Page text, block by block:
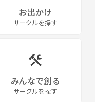
お出かけ
サークルを探す
みんなで創る
サークルを探す